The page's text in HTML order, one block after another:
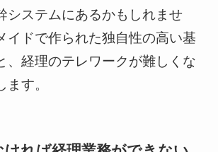
システムにあるかもしれませ
イドで作られた独自性の高い基
、経理のテレワークが難しくな
す。